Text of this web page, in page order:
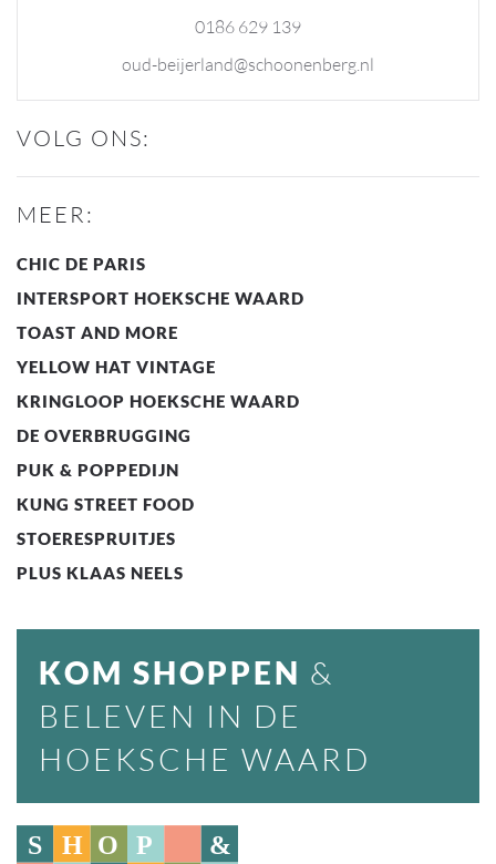
0186 629 139
oud-beijerland@schoonenberg.nl
VOLG ONS:
MEER:
CHIC DE PARIS
INTERSPORT HOEKSCHE WAARD
TOAST AND MORE
YELLOW HAT VINTAGE
KRINGLOOP HOEKSCHE WAARD
DE OVERBRUGGING
PUK & POPPEDIJN
KUNG STREET FOOD
STOERESPRUITJES
PLUS KLAAS NEELS
KOM SHOPPEN &
BELEVEN IN DE
HOEKSCHE WAARD